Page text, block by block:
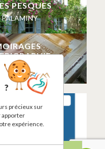
PESQUES
PALAMINY
PALAMINY
D’EAU
PALAMINY
précieux sur
apporter
expérience.